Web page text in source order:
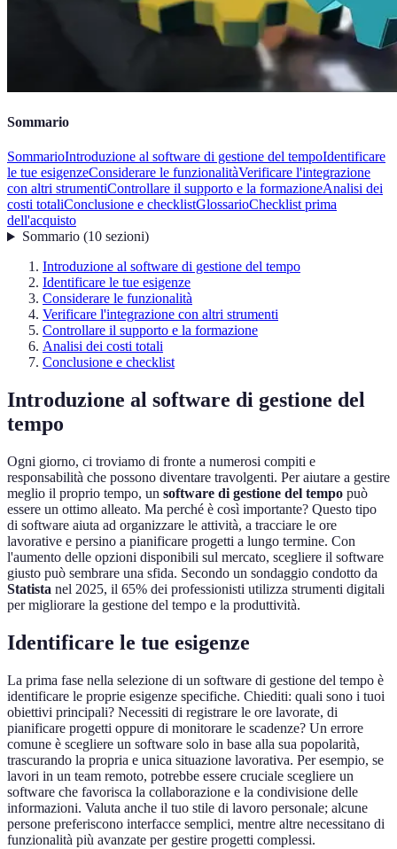
Sommario
SommarioIntroduzione al software di gestione del tempoIdentificare
le tue esigenzeConsiderare le funzionalitàVerificare l'integrazione
con altri strumentiControllare il supporto e la formazioneAnalisi dei
costi totaliConclusione e checklistGlossarioChecklist prima
dell'acquisto
Sommario(10 sezioni)
Introduzione al software di gestione del tempo
Identificare le tue esigenze
Considerare le funzionalità
Verificare l'integrazione con altri strumenti
Controllare il supporto e la formazione
Analisi dei costi totali
Conclusione e checklist
Introduzione al software di gestione del
tempo
Ogni giorno, ci troviamo di fronte a numerosi compiti e
responsabilità che possono diventare travolgenti. Per aiutare a gestire
meglio il proprio tempo, un software di gestione del tempo può
essere un ottimo alleato. Ma perché è così importante? Questo tipo
di software aiuta ad organizzare le attività, a tracciare le ore
lavorative e persino a pianificare progetti a lungo termine. Con
l'aumento delle opzioni disponibili sul mercato, scegliere il software
giusto può sembrare una sfida. Secondo un sondaggio condotto da
Statista nel 2025, il 65% dei professionisti utilizza strumenti digitali
per migliorare la gestione del tempo e la produttività.
Identificare le tue esigenze
La prima fase nella selezione di un software di gestione del tempo è
identificare le proprie esigenze specifiche. Chiediti: quali sono i tuoi
obiettivi principali? Necessiti di registrare le ore lavorate, di
pianificare progetti oppure di monitorare le scadenze? Un errore
comune è scegliere un software solo in base alla sua popolarità,
trascurando la propria e unica situazione lavorativa. Per esempio, se
lavori in un team remoto, potrebbe essere cruciale scegliere un
software che favorisca la collaborazione e la condivisione delle
informazioni. Valuta anche il tuo stile di lavoro personale; alcune
persone preferiscono interfacce semplici, mentre altre necessitano di
funzionalità più avanzate per gestire progetti complessi.